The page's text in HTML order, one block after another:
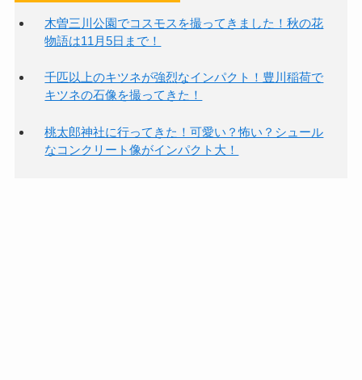
木曽三川公園でコスモスを撮ってきました！秋の花
物語は11月5日まで！
千匹以上のキツネが強烈なインパクト！豊川稲荷で
キツネの石像を撮ってきた！
桃太郎神社に行ってきた！可愛い？怖い？シュール
なコンクリート像がインパクト大！